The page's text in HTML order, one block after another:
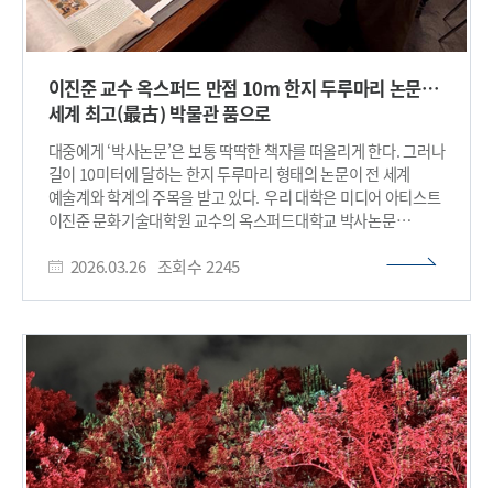
이진준 교수 옥스퍼드 만점 10m 한지 두루마리 논문…
세계 최고(最古) 박물관 품으로
대중에게 ‘박사논문’은 보통 딱딱한 책자를 떠올리게 한다. 그러나
길이 10미터에 달하는 한지 두루마리 형태의 논문이 전 세계
예술계와 학계의 주목을 받고 있다. 우리 대학은 미디어 아티스트
이진준 문화기술대학원 교수의 옥스퍼드대학교 박사논문
여행(Empty Garden – A Liminoid Journey to Nowhere in
전시된다고 26일 밝혔다. 애쉬몰린 박물관은 1683년 설립된
세계 최초의 대학 박물관으로, 루브르보다 110년,
대영박물관보다 76년 앞선 서양 지성사의 출발점으로 평가된다.
다 빈치와 미켈란젤로 등 거장들의 작품을 소장한 이 기관이 생존
작가의 박사논문을 정식 구입해 영구 컬렉션에 포함한 것은 매우
이례적인 사례다. 이번 성과는 한국에서 출발한 예술·학문적
연구가 서구의 공적 지식 체계 안에서 장기적으로 보존·연구·
2026.03.26 조회수 2245